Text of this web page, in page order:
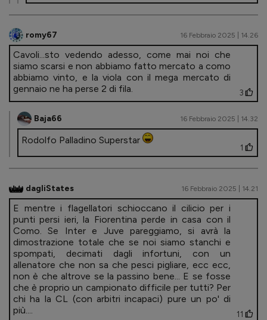
romy67 16 Febbraio 2025 | 14.26
Cavoli...sto vedendo adesso, come mai noi che
siamo scarsi e non abbiamo fatto mercato a como
abbiamo vinto, e la viola con il mega mercato di
gennaio ne ha perse 2 di fila.
3
Baja66 16 Febbraio 2025 | 14.32
Rodolfo Palladino Superstar
1
dagliStates 16 Febbraio 2025 | 14.21
E mentre i flagellatori schioccano il cilicio per i
punti persi ieri, la Fiorentina perde in casa con il
Como. Se Inter e Juve pareggiamo, si avrà la
dimostrazione totale che se noi siamo stanchi e
spompati, decimati dagli infortuni, con un
allenatore che non sa che pesci pigliare, ecc ecc,
non è che altrove se la passino bene... E se fosse
che è proprio un campionato difficile per tutti? Per
chi ha la CL (con arbitri incapaci) pure un po' di
più....
11